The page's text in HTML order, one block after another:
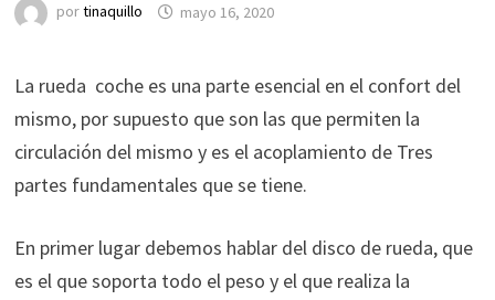
portinaquillo mayo 16, 2020
La rueda coche es una parte esencial en el confort del
mismo, por supuesto que son las que permiten la
circulación del mismo y es el acoplamiento de Tres
partes fundamentales que se tiene.
En primer lugar debemos hablar del disco de rueda, que
es el que soporta todo el peso y el que realiza la